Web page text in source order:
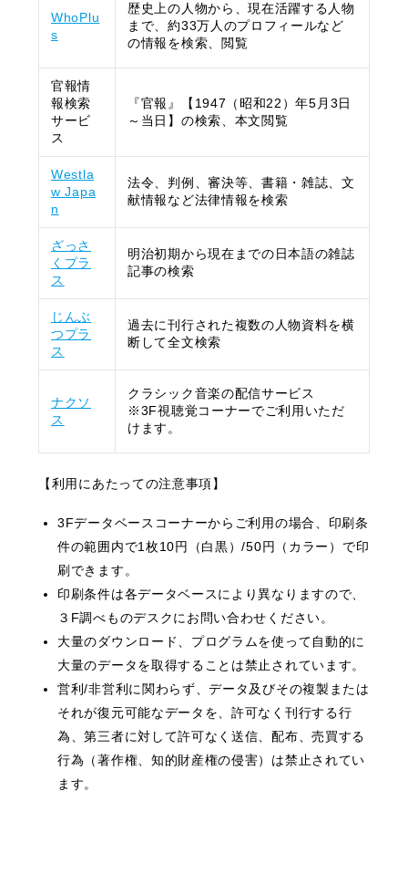
WhoPlu
s
歴史上の人物から、現在活躍する人物
まで、約33万人のプロフィールなど
の情報を検索、閲覧
官報情
報検索
サービ
ス
『官報』【1947（昭和22）年5月3日
～当日】の検索、本文閲覧
Westla
w Japa
n
法令、判例、審決等、書籍・雑誌、文
献情報など法律情報を検索
ざっさ
くプラ
ス
明治初期から現在までの日本語の雑誌
記事の検索
じんぶ
つプラ
ス
過去に刊行された複数の人物資料を横
断して全文検索
ナクソ
ス
クラシック音楽の配信サービス
※3F視聴覚コーナーでご利用いただ
けます。
【利用にあたっての注意事項】
3Fデータベースコーナーからご利用の場合、印刷条
件の範囲内で1枚10円（白黒）/50円（カラー）で印
刷できます。
印刷条件は各データベースにより異なりますので、
３F調べものデスクにお問い合わせください。
大量のダウンロード、プログラムを使って自動的に
大量のデータを取得することは禁止されています。
営利/非営利に関わらず、データ及びその複製または
それが復元可能なデータを、許可なく刊行する行
為、第三者に対して許可なく送信、配布、売買する
行為（著作権、知的財産権の侵害）は禁止されてい
ます。